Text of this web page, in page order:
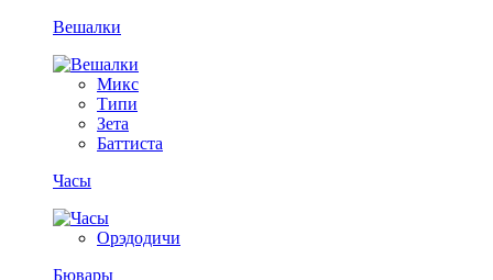
Вешалки
Микс
Типи
Зета
Баттиста
Часы
Орэдодичи
Бювары